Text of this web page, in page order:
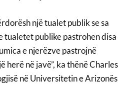
një tualet publik se sa
tualetet publike pastrohen disa
e njerëzve pastrojnë
herë në javë”, ka thënë Charles
në Universitetin e Arizonës